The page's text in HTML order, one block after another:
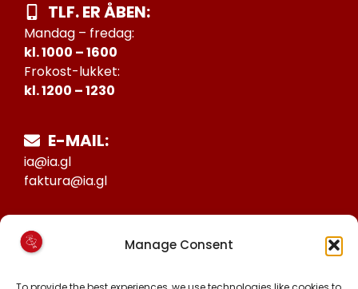
Manage Consent
TLF. ER ÅBEN:
Mandag – fredag:
kl. 1000 – 1600
Frokost-lukket:
kl. 1200 – 1230
E-MAIL:
ia@ia.gl
faktura@ia.gl
25027388
KONTO NR: